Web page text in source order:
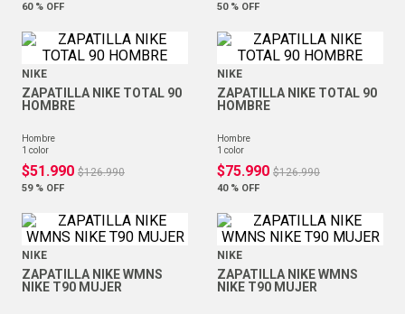
60 % OFF 50 % OFF
NIKE
ZAPATILLA NIKE TOTAL 90
HOMBRE
hombre
1 color
$51 .990 $126.990
59 % OFF
NIKE
ZAPATILLA NIKE TOTAL 90
HOMBRE
hombre
1 color
$75.990 $126.990
40 % OFF
NIKE
ZAPATILLA NIKE WMNS
NIKE T90 MUJER
NIKE
ZAPATILLA NIKE WMNS
NIKE T90 MUJER